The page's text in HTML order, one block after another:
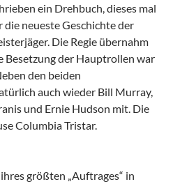
ein Drehbuch, dieses mal
die neueste Geschichte der
Die Regie übernahm
Besetzung der Hauptrollen war
den beiden
auch wieder Bill Murray,
und Ernie Hudson mit. Die
Columbia Tristar.
größten „Auftrages“ in